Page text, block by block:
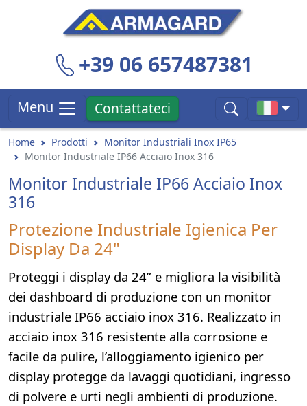
+39 06 657487381
Menu Contattateci
Home Prodotti
Monitor Industriali Inox IP65
Monitor Industriale IP66 Acciaio Inox 316
Monitor Industriale IP66 Acciaio Inox
316
Protezione Industriale Igienica Per
Display Da 24"
Proteggi i display da 24” e migliora la visibilità
dei dashboard di produzione con un monitor
industriale IP66 acciaio inox 316. Realizzato in
acciaio inox 316 resistente alla corrosione e
facile da pulire, l’alloggiamento igienico per
display protegge da lavaggi quotidiani, ingresso
di polvere e urti negli ambienti di produzione.